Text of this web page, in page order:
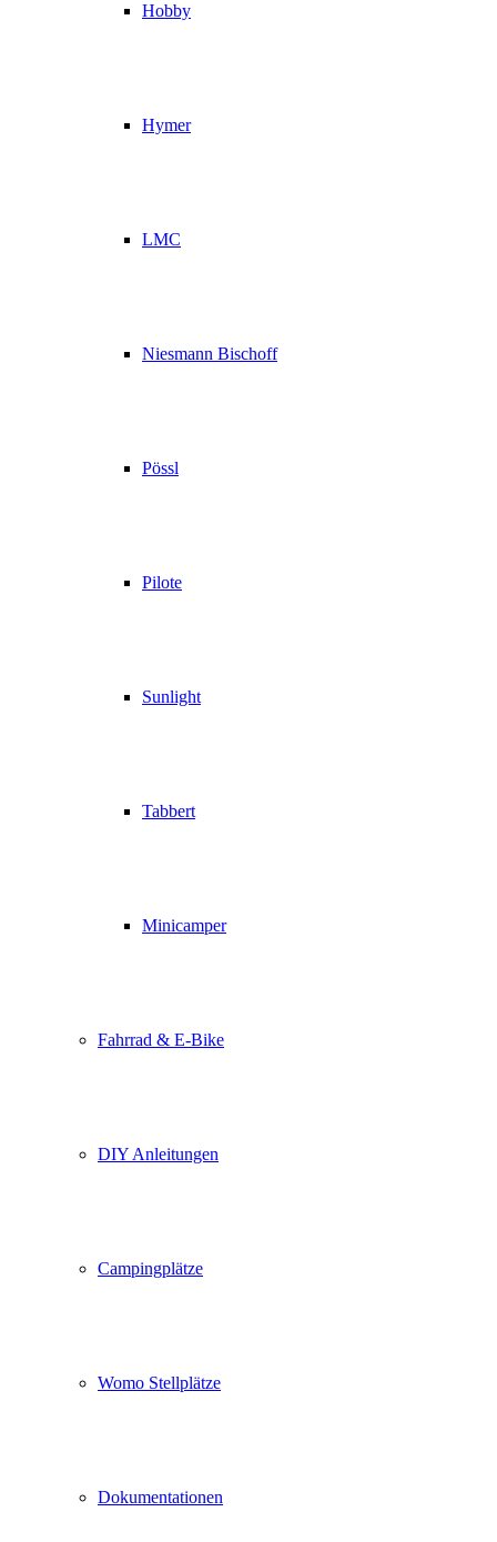
Hobby
Hymer
LMC
Niesmann Bischoff
Pössl
Pilote
Sunlight
Tabbert
Minicamper
Fahrrad & E-Bike
DIY Anleitungen
Campingplätze
Womo Stellplätze
Dokumentationen